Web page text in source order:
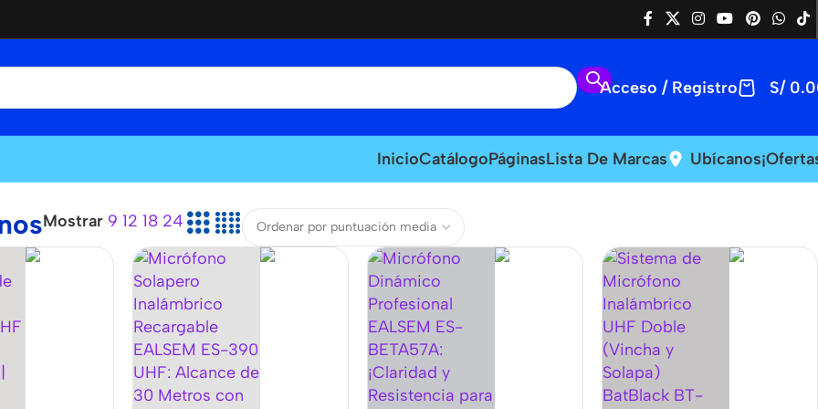
Acceso / Registro S/
InicioCatálogoPáginasLista De Marcas Ubícanos
Mostrar 9 12 18 24